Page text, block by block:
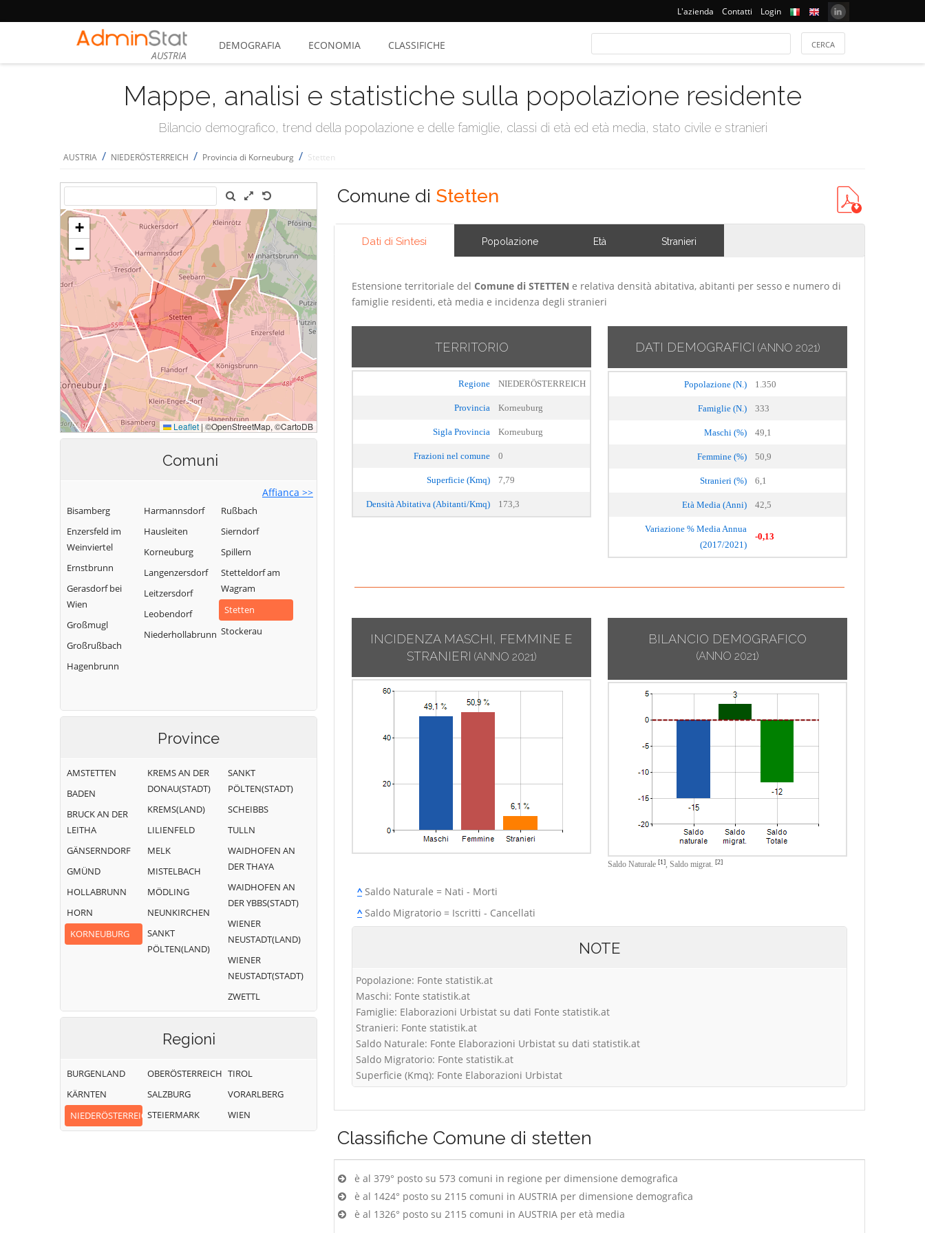
L'azienda Contatti Login
AUSTRIA
DEMOGRAFIA ECONOMIA CLASSIFICHE
Mappe, analisi e statistiche sulla popolazione residente
Bilancio demografico, trend della popolazione e delle famiglie, classi di età ed età media, stato civile e stranieri
AUSTRIA / NIEDERÖSTERREICH / Provincia di Korneuburg / Stetten
Comuni
Affianca >>
Bisamberg
Enzersfeld im
Weinviertel
Ernstbrunn
Gerasdorf bei
Wien
Großmugl
Großrußbach
Hagenbrunn
Harmannsdorf
Hausleiten
Korneuburg
Langenzersdorf
Leitzersdorf
Leobendorf
Niederhollabrunn
Rußbach
Sierndorf
Spillern
Stetteldorf am
Wagram
Stetten
Stockerau
Province
AMSTETTEN
BADEN
BRUCK AN DER
LEITHA
GÄNSERNDORF
GMÜND
HOLLABRUNN
HORN
KORNEUBURG
KREMS AN DER
DONAU(STADT)
KREMS(LAND)
LILIENFELD
MELK
MISTELBACH
MÖDLING
NEUNKIRCHEN
SANKT
PÖLTEN(LAND)
SANKT
PÖLTEN(STADT)
SCHEIBBS
TULLN
WAIDHOFEN AN
DER THAYA
WAIDHOFEN AN
DER YBBS(STADT)
WIENER
NEUSTADT(LAND)
WIENER
NEUSTADT(STADT)
ZWETTL
Regioni
BURGENLAND
KÄRNTEN
NIEDERÖSTERREICH
OBERÖSTERREICH
SALZBURG
STEIERMARK
TIROL
VORARLBERG
WIEN
Comune di Stetten
Dati di Sintesi Popolazione Età Stranieri
Estensione territoriale del Comune di STETTEN e relativa densità abitativa, abitanti per sesso e numero di
famiglie residenti, età media e incidenza degli stranieri
TERRITORIO
Regione NIEDERÖSTERREICH
Provincia Korneuburg
Sigla Provincia Korneuburg
Frazioni nel comune 0
Superficie (Kmq) 7,79
Densità Abitativa (Abitanti/Kmq) 173,3
DATI DEMOGRAFICI (ANNO 2021)
Popolazione (N.) 1.350
Famiglie (N.) 333
Maschi (%) 49,1
Femmine (%) 50,9
Stranieri (%) 6,1
Età Media (Anni) 42,5
Variazione % Media Annua
(2017/2021)
-0,13
INCIDENZA MASCHI, FEMMINE E
STRANIERI (ANNO 2021)
BILANCIO DEMOGRAFICO
(ANNO 2021)
Saldo Naturale [1], Saldo migrat. [2]
^Saldo Naturale = Nati - Morti
^Saldo Migratorio = Iscritti - Cancellati
NOTE
Popolazione: Fonte statistik.at
Maschi: Fonte statistik.at
Famiglie: Elaborazioni Urbistat su dati Fonte statistik.at
Stranieri: Fonte statistik.at
Saldo Naturale: Fonte Elaborazioni Urbistat su dati statistik.at
Saldo Migratorio: Fonte statistik.at
Superficie (Kmq): Fonte Elaborazioni Urbistat
Classifiche Comune di stetten
è al 379° posto su 573 comuni in regione per dimensione demografica
è al 1424° posto su 2115 comuni in AUSTRIA per dimensione demografica
è al 1326° posto su 2115 comuni in AUSTRIA per età media